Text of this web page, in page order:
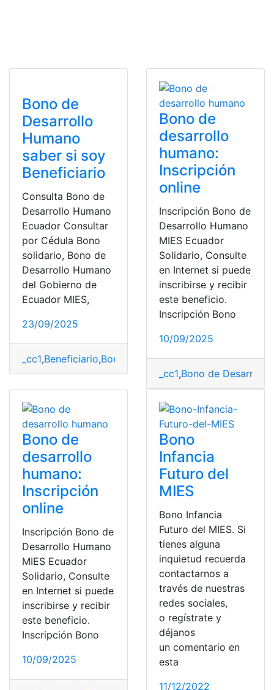
Bono de
Desarrollo
Humano
saber si soy
Beneficiario
Consulta Bono de
Desarrollo Humano
Ecuador Consultar
por Cédula Bono
solidario, Bono de
Desarrollo Humano
del Gobierno de
Ecuador MIES,
23/09/2025
_cc1,Beneficiario,Bono Desarrollo Humano,mies,
Bono de
desarrollo
humano:
Inscripción
online
Inscripción Bono de
Desarrollo Humano
MIES Ecuador
Solidario, Consulte
en Internet si puede
inscribirse y recibir
este beneficio.
Inscripción Bono
10/09/2025
_cc1,Bono de Desarrollo
Bono de
desarrollo
humano:
Inscripción
online
Inscripción Bono de
Desarrollo Humano
MIES Ecuador
Solidario, Consulte
en Internet si puede
inscribirse y recibir
este beneficio.
Inscripción Bono
10/09/2025
Bono
Infancia
Futuro del
MIES
Bono Infancia
Futuro del MIES. Si
tienes alguna
inquietud recuerda
contactarnos a
través de nuestras
redes sociales,
o regístrate y
déjanos
un comentario en
esta
11/12/2022